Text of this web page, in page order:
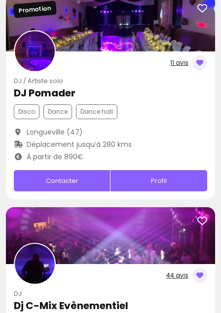
11 avis
Promotion
DJ / Artiste solo
DJ Pomader
Disco Dance Dance hall
Longueville (47)
Déplacement jusqu’à 280 kms
À partir de 890€
Contacter Profil
44 avis
DJ
Dj C-Mix Evènementiel